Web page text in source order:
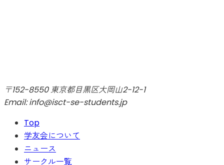
〒152-8550 東京都目黒区大岡山2-12-1
Email: info@isct-se-students.jp
Top
学友会について
ニュース
サークル一覧